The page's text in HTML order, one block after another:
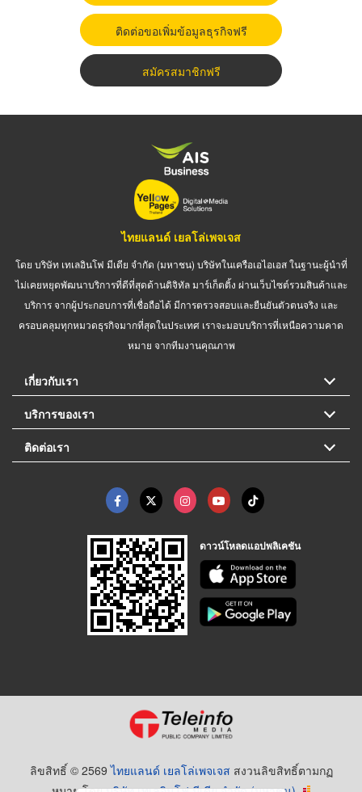
ติดต่อขอเพิ่มข้อมูลธุรกิจฟรี
สมัครสมาชิกฟรี
ไทยแลนด์ เยลโล่เพจเจส
โดย บริษัท เทเลอินโฟ มีเดีย จำกัด (มหาชน) บริษัทในเครือเอไอเอส ในฐานะผู้นำที่
ไม่เคยหยุดพัฒนาบริการที่ดีที่สุดด้านดิจิทัล มาร์เก็ตติ้ง ผ่านเว็บไซต์รวมสินค้าและ
บริการ จากผู้ประกอบการที่เชื่อถือได้ มีการตรวจสอบและยืนยันตัวตนจริง และ
ครอบคลุมทุกหมวดธุรกิจมากที่สุดในประเทศ เราจะมอบบริการที่เหนือความคาด
หมาย จากทีมงานคุณภาพ
เกี่ยวกับเรา
บริการของเรา
ติดต่อเรา
ดาวน์โหลดแอปพลิเคชัน
ลิขสิทธิ์ © 2569ไทยแลนด์ เยลโล่เพจเจส สงวนลิขสิทธิ์ตามกฏ